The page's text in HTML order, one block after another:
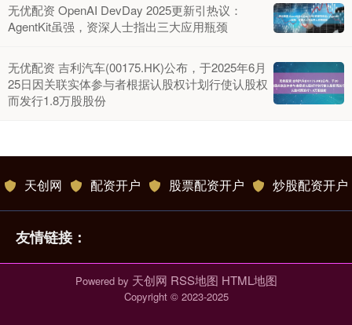
无优配资 OpenAI DevDay 2025更新引热议：
AgentKit虽强，资深人士指出三大应用瓶颈
无优配资 吉利汽车(00175.HK)公布，于2025年6月
25日因关联实体参与者根据认股权计划行使认股权
而发行1.8万股股份
天创网 配资开户 股票配资开户 炒股配资开户
友情链接：
Powered by 天创网 RSS地图 HTML地图
Copyright © 2023-2025